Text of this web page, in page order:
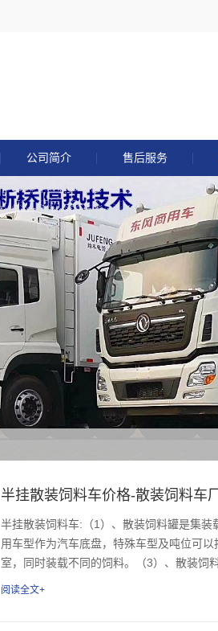
公司简介 售后服务
半挂散装饲料车价格-散装饲料车
半挂散装饲料车:（1）、散装饲料罐是集
用车型作为汽车底盘，特殊车型及吨位可
室，同时装载不同的饲料。（3）、散装饲
阅读全文+